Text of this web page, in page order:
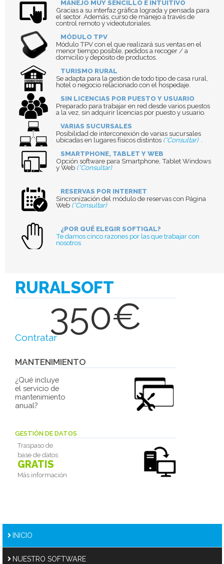
MANEJO MUY SENCILLO E INTUITIVO
Gracias a su interfaz gráfica lograda y pensada para
el sector. Además, curso de manejo a través de
control remoto y videotutoriales.
MÓDULO TPV
Módulo TPV con el que realizará sus ventas en el
menor tiempo posible, pedidos a recoger / a
domicilio y depósito de productos.
TURISMO RURAL
Se adapta para la gestión de todo tipo de casa rural,
hotel o negocio relacionado con el hospedaje.
SIN LICENCIAS POR PUESTO Y USUARIO
Preparado para trabajar en red desde varios puestos
a la vez, sin adquirir licencias por puesto y usuario.
VARIAS SUCURSALES
Posibilidad de interconexión de varias sucursales
ubicadas en lugares físicos distintos (*Consultar) .
SMARTPHONE, TABLET Y WEB
Opción software para Smartphone, Tablet Windows
y Web (*Consultar)
RESERVAS POR INTERNET
Sincronización del módulo de reservas con Página
Web (*Consultar)
¿POR QUÉ ELEGIR SOFTIGAL?
Te damos cinco razones por las que trabajar con
nosotros
RURALSOFT
350€
Contratar
MANTENIMIENTO
¿Qué incluye
el servicio de
mantenimiento
anual?
GESTIÓN DE DATOS
Traspaso de
base de datos
GRATIS
Más información
INICIO
NUESTRO SOFTWARE